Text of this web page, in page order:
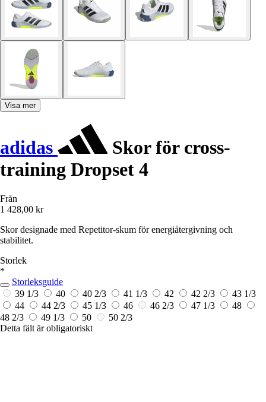
Visa mer
adidas
Skor för cross-
training Dropset 4
Från
1 428,00 kr
Skor designade med Repetitor-skum för energiåtergivning och
stabilitet.
Storlek
*
Storleksguide
39 1/3
40 40 2/3 41 1/3 42 42 2/3
43 1/3
44
44 2/3 45 1/3 46 46 2/3 47 1/3
48
48 2/3
49 1/3 50
50 2/3
Detta fält är obligatoriskt